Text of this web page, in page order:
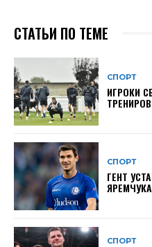
СТАТЬИ ПО ТЕМЕ
СПОРТ
ИГРОКИ
СПОРТ
ГЕНТ
ЯРЕМЧУКА
СПОРТ